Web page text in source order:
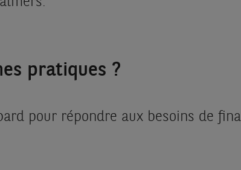
pratiques ?
pour répondre aux besoins de